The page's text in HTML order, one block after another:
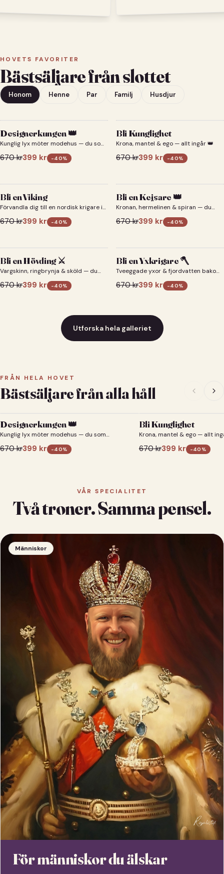
HOVETS FAVORITER
Bästsäljare från slottet
Honom Henne Par Familj Husdjur
Designerkungen 👑
Kunglig lyx möter modehus — du som
670kr399 kr -40%
Bli Kunglighet
Krona, mantel & ego — allt ingår 👑
670kr399 kr -40%
Bli en Viking
Förvandla dig till en nordisk krigare i
ett episkt vikingaporträtt.
670kr399 kr -40%
Bli en Kejsare 👑
Kronan, hermelinen & spiran — du
670kr399 kr -40%
Bli en Hövding ⚔️
Vargskinn, ringbrynja & sköld — du
som nordisk krigsherre ⚔️
670kr399 kr -40%
Bli en Yxkrigare 🪓
Tveeggade yxor & fjordvatten bakom
670kr399 kr -40%
Utforska hela galleriet
FRÅN HELA HOVET
Bästsäljare från alla håll
Designerkungen 👑
Kunglig lyx möter modehus — du som
670kr399 kr -40%
Bli Kunglighet
Krona, mantel & ego — allt
670kr399 kr -40 %
VÅR SPECIALITET
Två troner. Samma pensel.
Människor
För människor du älskar